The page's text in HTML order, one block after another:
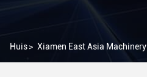
Huis>